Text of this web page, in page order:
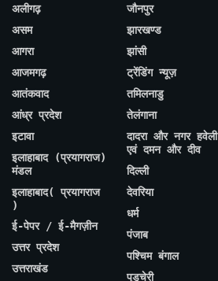
अलीगढ़
असम
आगरा
आजमगढ़
आतंकवाद
आंध्र प्रदेश
इटावा
इलाहाबाद (प्रयागराज)
मंडल
इलाहाबाद( प्रयागराज
)
ई-पेपर / ई-मैगज़ीन
उत्तर प्रदेश
उत्तराखंड
जौनपुर
झारखण्ड
झांसी
ट्रेंडिंग न्यूज़
तमिलनाडु
तेलंगाना
दादरा और नगर हवेली
एवं दमन और दीव
दिल्ली
देवरिया
धर्म
पंजाब
पश्चिम बंगाल
पुडुचेरी